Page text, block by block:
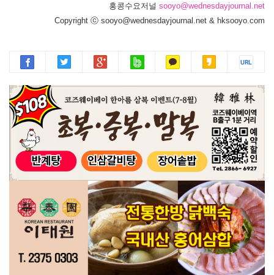
홍콩수요저널 sooyo@wednesdayjournal.net
Copyright ⓒ sooyo@wednesdayjournal.net & hksooyo.com